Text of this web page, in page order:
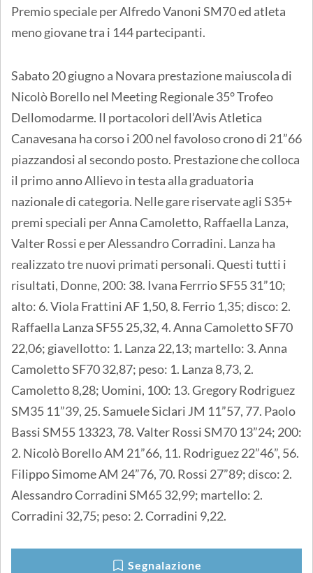
Premio speciale per Alfredo Vanoni SM70 ed atleta
meno giovane tra i 144 partecipanti.
Sabato 20 giugno a Novara prestazione maiuscola di
Nicolò Borello nel Meeting Regionale 35° Trofeo
Dellomodarme. Il portacolori dell’Avis Atletica
Canavesana ha corso i 200 nel favoloso crono di 21”66
piazzandosi al secondo posto. Prestazione che colloca
il primo anno Allievo in testa alla graduatoria
nazionale di categoria. Nelle gare riservate agli S35+
premi speciali per Anna Camoletto, Raffaella Lanza,
Valter Rossi e per Alessandro Corradini. Lanza ha
realizzato tre nuovi primati personali. Questi tutti i
risultati, Donne, 200: 38. Ivana Ferrrio SF55 31”10;
alto: 6. Viola Frattini AF 1,50, 8. Ferrio 1,35; disco: 2.
Raffaella Lanza SF55 25,32, 4. Anna Camoletto SF70
22,06; giavellotto: 1. Lanza 22,13; martello: 3. Anna
Camoletto SF70 32,87; peso: 1. Lanza 8,73, 2.
Camoletto 8,28; Uomini, 100: 13. Gregory Rodriguez
SM35 11”39, 25. Samuele Siclari JM 11”57, 77. Paolo
Bassi SM55 13323, 78. Valter Rossi SM70 13”24; 200:
2. Nicolò Borello AM 21”66, 11. Rodriguez 22”46”, 56.
Filippo Simome AM 24”76, 70. Rossi 27”89; disco: 2.
Alessandro Corradini SM65 32,99; martello: 2.
Corradini 32,75; peso: 2. Corradini 9,22.
Segnalazione